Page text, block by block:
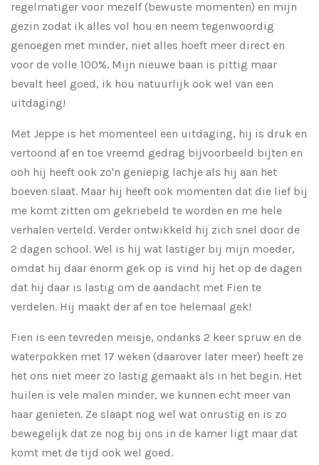
regelmatiger voor mezelf (bewuste momenten) en mijn
gezin zodat ik alles vol hou en neem tegenwoordig
genoegen met minder, niet alles hoeft meer direct en
voor de volle 100%. Mijn nieuwe baan is pittig maar
bevalt heel goed, ik hou natuurlijk ook wel van een
uitdaging!
Met Jeppe is het momenteel een uitdaging, hij is druk en
vertoond af en toe vreemd gedrag bijvoorbeeld bijten en
ooh hij heeft ook zo'n geniepig lachje als hij aan het
boeven slaat. Maar hij heeft ook momenten dat die lief bij
me komt zitten om gekriebeld te worden en me hele
verhalen verteld. Verder ontwikkeld hij zich snel door de
2 dagen school. Wel is hij wat lastiger bij mijn moeder,
omdat hij daar enorm gek op is vind hij het op de dagen
dat hij daar is lastig om de aandacht met Fien te
verdelen. Hij maakt der af en toe helemaal gek!
Fien is een tevreden meisje, ondanks 2 keer spruw en de
waterpokken met 17 weken (daarover later meer) heeft ze
het ons niet meer zo lastig gemaakt als in het begin. Het
huilen is vele malen minder, we kunnen echt meer van
haar genieten. Ze slaapt nog wel wat onrustig en is zo
bewegelijk dat ze nog bij ons in de kamer ligt maar dat
komt met de tijd ook wel goed.